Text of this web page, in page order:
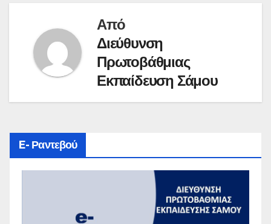
Από
Διεύθυνση
Πρωτοβάθμιας
Εκπαίδευση Σάμου
E- Ραντεβού